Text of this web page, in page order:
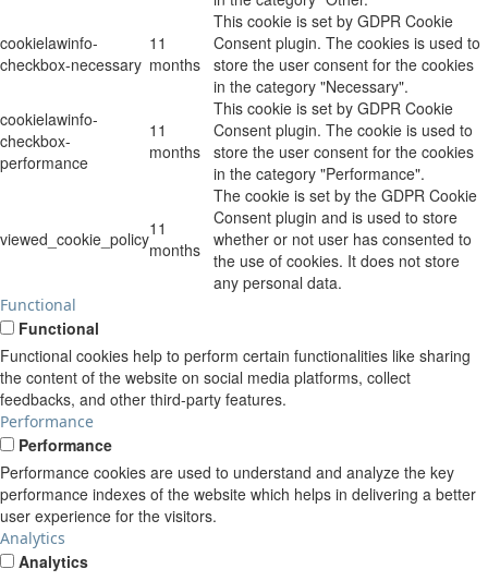
cookielawinfo-
checkbox-necessary
11
months
This cookie is set by GDPR Cookie
Consent plugin. The cookies is used to
store the user consent for the cookies
in the category "Necessary".
cookielawinfo-
checkbox-
performance
11
months
This cookie is set by GDPR Cookie
Consent plugin. The cookie is used to
store the user consent for the cookies
in the category "Performance".
viewed_cookie_policy11
months
The cookie is set by the GDPR Cookie
Consent plugin and is used to store
whether or not user has consented to
the use of cookies. It does not store
any personal data.
Functional
Functional
Functional cookies help to perform certain functionalities like sharing
the content of the website on social media platforms, collect
feedbacks, and other third-party features.
Performance
Performance
Performance cookies are used to understand and analyze the key
performance indexes of the website which helps in delivering a better
user experience for the visitors.
Analytics
Analytics